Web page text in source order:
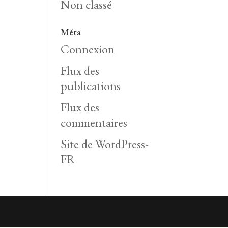
Non classé
Méta
Connexion
Flux des
publications
Flux des
commentaires
Site de WordPress-
FR